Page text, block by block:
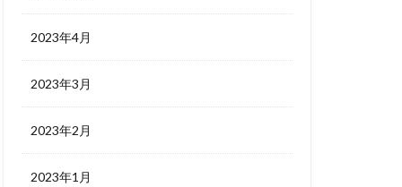
2023年4月
2023年3月
2023年2月
2023年1月